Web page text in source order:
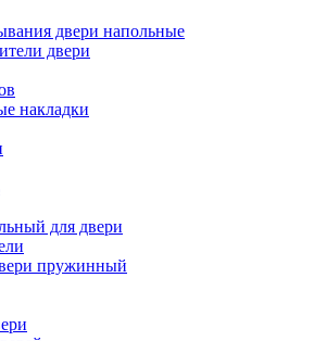
двери напольные
двери
накладки
для двери
пружинный